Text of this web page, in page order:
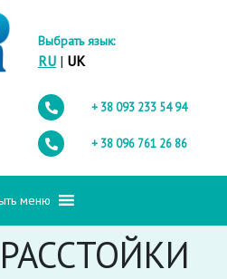
Выбрать язык:
RU | UK
+ 38 093 233 54 94
+ 38 096 761 26 86
меню
РАССТОЙКИ